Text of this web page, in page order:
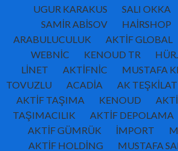
UGUR KARAKUS
SALI OKKA
SAMİR ABİSOV
HAİRSHOP
ARABULUCULUK
AKTİF GLOBAL
WEBNİC
KENOUD TR
LİNET
AKTİFNİC MUSTAFA
TOVUZLU
ACADİA AK TEŞKİLAT
AKTİF TAŞIMA
KENOUD
TAŞIMACILIK
AKTİF DEPOLAMA
AKTİF GÜMRÜK
İMPORT
AKTİF HOLDİNG
MUSTAFA